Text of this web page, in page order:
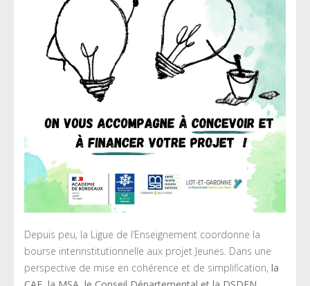
Depuis peu, la Ligue de l’Enseignement coordonne la
bourse interinstitutionnelle aux projet Jeunes. Dans une
perspective de mise en cohérence et de simplification, la